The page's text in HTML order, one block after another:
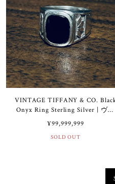
VINTAGE TIFFANY & CO.
Onyx Ring Sterling Silver | ヴィ
ンテージ ティファニー ブラック
オニキス リング スターリング
シルバー
¥99,999,999
SOLD OUT